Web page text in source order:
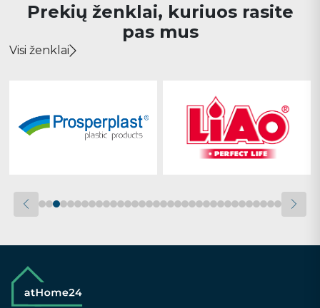
Prekių ženklai, kuriuos rasite
pas mus
Visi ženklai